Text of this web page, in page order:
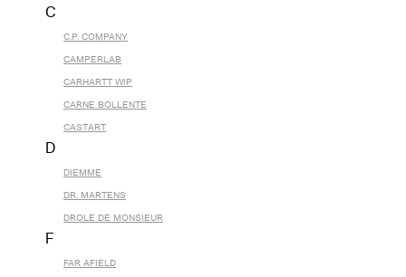
C
C.P. COMPANY
CAMPERLAB
CARHARTT WIP
CARNE BOLLENTE
CASTART
D
DIEMME
DR. MARTENS
DROLE DE MONSIEUR
F
FAR AFIELD